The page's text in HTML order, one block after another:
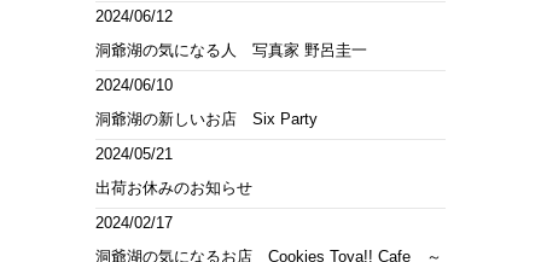
2024/06/12
洞爺湖の気になる人 写真家 野呂圭一
2024/06/10
洞爺湖の新しいお店 Six Party
2024/05/21
出荷お休みのお知らせ
2024/02/17
洞爺湖の気になるお店 Cookies Toya!! Cafe ～